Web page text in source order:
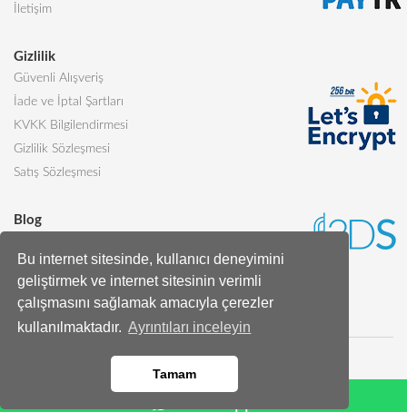
Bu internet sitesinde, kullanıcı deneyimini
geliştirmek ve internet sitesinin verimli
çalışmasını sağlamak amacıyla çerezler
kullanılmaktadır. Ayrıntıları inceleyin
Tamam
İletişim
Gizlilik
Güvenli Alışveriş
İade ve İptal Şartları
KVKK Bilgilendirmesi
Gizlilik Sözleşmesi
Satış Sözleşmesi
Blog
Butik Pasta Nedir?
Tüm Blog Yazıları